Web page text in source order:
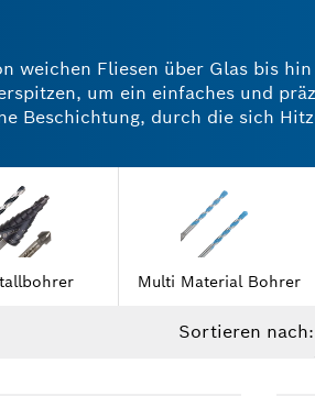
weichen Fliesen über Glas bis hin
um ein einfaches und
Beschichtung, durch die sich
Bohrer von Bosch passen
eine große Auswahl an
Multi Material Bohrer
Sortieren nach: